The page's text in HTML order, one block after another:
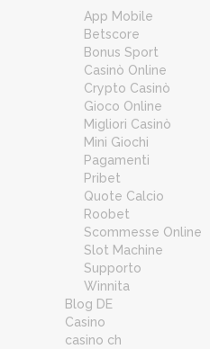
App Mobile
Betscore
Bonus Sport
Casinò Online
Crypto Casinò
Gioco Online
Migliori Casinò
Mini Giochi
Pagamenti
Pribet
Quote Calcio
Roobet
Scommesse Online
Slot Machine
Supporto
Winnita
Blog DE
Casino
casino ch